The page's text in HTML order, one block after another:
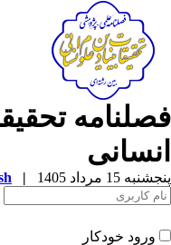
15 مرداد 1405 |
ورود خودکار